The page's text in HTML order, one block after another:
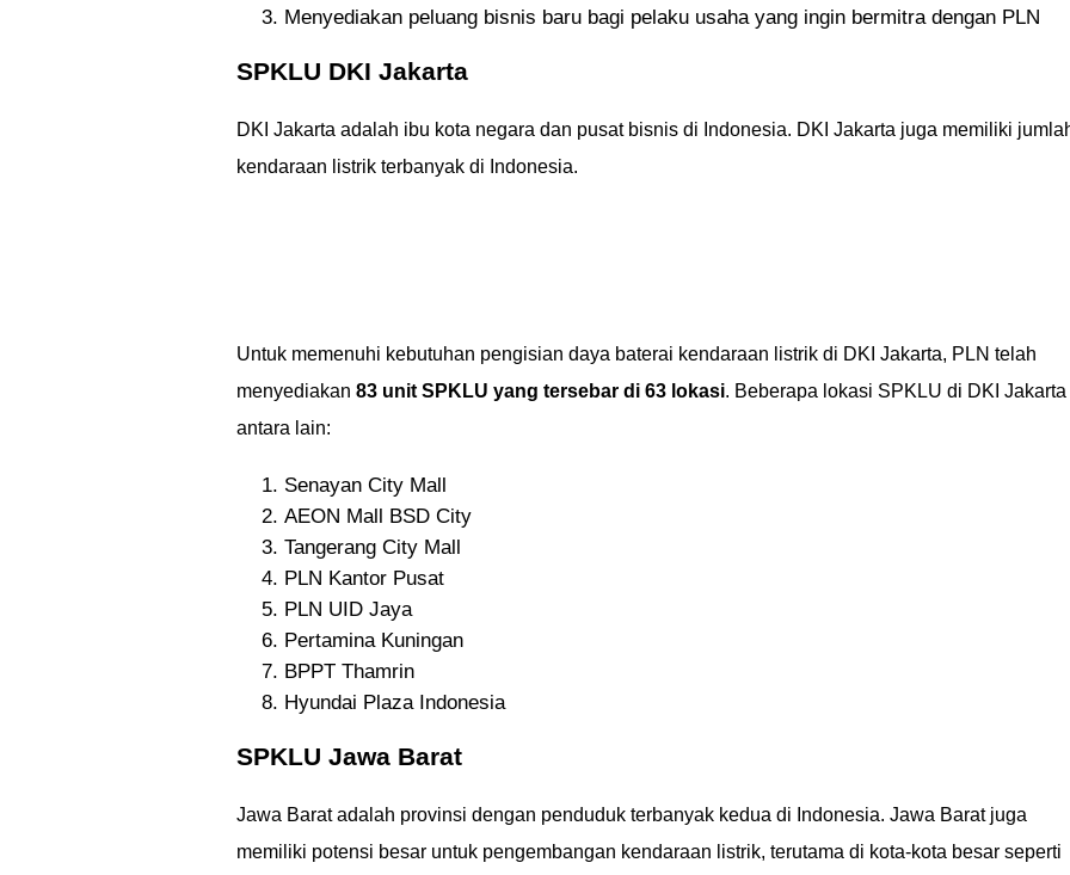
Menyediakan peluang bisnis baru bagi pelaku usaha yang ingin bermitra dengan PLN
SPKLU DKI Jakarta
DKI Jakarta adalah ibu kota negara dan pusat bisnis di Indonesia. DKI Jakarta juga memiliki
kendaraan listrik terbanyak di Indonesia.
Untuk memenuhi kebutuhan pengisian daya baterai kendaraan listrik di DKI Jakarta, PLN telah
menyediakan 83 unit SPKLU yang tersebar di 63 lokasi. Beberapa lokasi SPKLU di DKI Jakarta
antara lain:
Senayan City Mall
AEON Mall BSD City
Tangerang City Mall
PLN Kantor Pusat
PLN UID Jaya
Pertamina Kuningan
BPPT Thamrin
Hyundai Plaza Indonesia
SPKLU Jawa Barat
Jawa Barat adalah provinsi dengan penduduk terbanyak kedua di Indonesia. Jawa Barat juga
memiliki potensi besar untuk pengembangan kendaraan listrik, terutama di kota-kota besar seperti